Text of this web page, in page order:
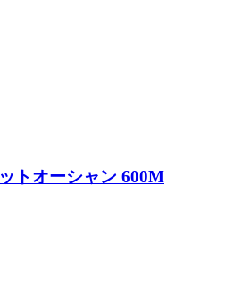
トオーシャン 600M